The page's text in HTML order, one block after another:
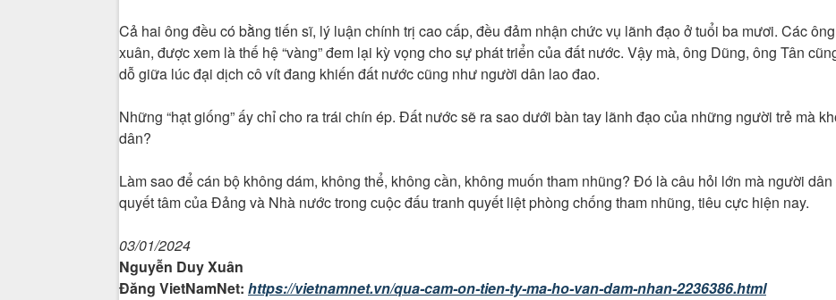
Cả hai ông đều có bằng tiến sĩ, lý luận chính trị cao cấp, đều đảm nhận chức vụ lãnh đạo ở tuổi ba mươi. Các
xuân, được xem là thế hệ “vàng” đem lại kỳ vọng cho sự phát triển của đất nước. Vậy mà, ông Dũng, ông Tân
dỗ giữa lúc đại dịch cô vít đang khiến đất nước cũng như người dân lao đao.
Những “hạt giống” ấy chỉ cho ra trái chín ép. Đất nước sẽ ra sao dưới bàn tay lãnh đạo của những người trẻ mà
dân?
Làm sao để cán bộ không dám, không thể, không cần, không muốn tham nhũng? Đó là câu hỏi lớn mà người
quyết tâm của Đảng và Nhà nước trong cuộc đấu tranh quyết liệt phòng chống tham nhũng, tiêu cực hiện nay.
03/01/2024
Nguyễn Duy Xuân
Đăng VietNamNet: https://vietnamnet.vn/qua-cam-on-tien-ty-ma-ho-van-dam-nhan-2236386.html